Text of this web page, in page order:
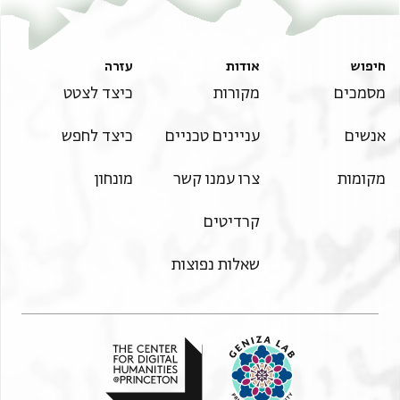
מן אצחאב אלכראג וליס יקדר יטהר ואיצא אן ליס[פי
ומן יום אן פארק אלבאב אלכרים לם יהדא לה דמעה
לא ל[ה] ולא לבנתה ולא כל מן מעה ומא //כאן// [[כנת]]
אלדי תדפע לה אלא צדקה וכאן עלי אנה יעוד גד יום
אן גאב פאן כאן גרי מנה זלה או גלט פהדא וגהת [. . .
ידיה וחטאתי לייי אלהי ישראל ולאדונינו שצ ומא [. . .
אלא באללה תעאלי ובה לאנה האלך ובאללה לקד כאן [. . .
אן רגעת אליה צמת עדה איאם שכר אללה תעאלי פ[. .
אלרחמה פי וגהה וימציאו חן וחסד ורחמים [בעי]ני יו[.
ואדם ויחיה לו חמודו ויראהו תורתו ושמחתו ויגיע
שנים רבות שמחים וטובי לב ויכתוב אותם בספ[ר
חיים ובספר זכרון ובספר פרנסה וכלכלה ובספר
חיפוש
מסמכים
אנשים
מקומות
אודות
מקורות
עניינים טכניים
צרו עמנו קשר
קרדיטים
שאלות נפוצות
עזרה
כיצד לצטט
כיצד לחפש
מונחון